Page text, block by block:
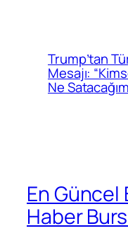
Trump’tan
Mesajı:
Ne
En Güncel
Haber